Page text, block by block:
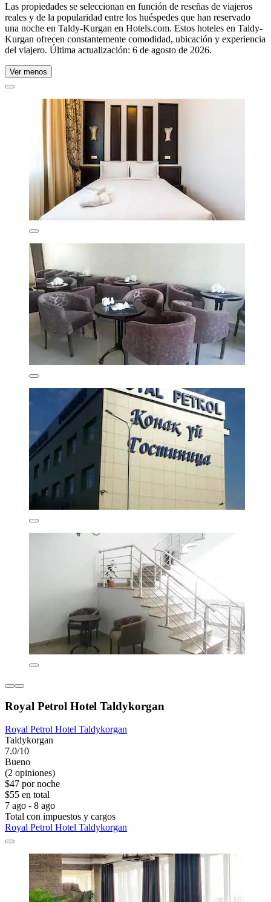
Las propiedades se seleccionan en función de reseñas de viajeros
reales y de la popularidad entre los huéspedes que han reservado
una noche en Taldy-Kurgan en Hotels.com. Estos hoteles en Taldy-
Kurgan ofrecen constantemente comodidad, ubicación y experiencia
del viajero. Última actualización: 6 de agosto de 2026.
Ver menos
Royal Petrol Hotel Taldykorgan
Royal Petrol Hotel Taldykorgan
Taldykorgan
7.0/10
Bueno
(2 opiniones)
$47 por noche
$55 en total
7 ago - 8 ago
Total con impuestos y cargos
Royal Petrol Hotel Taldykorgan